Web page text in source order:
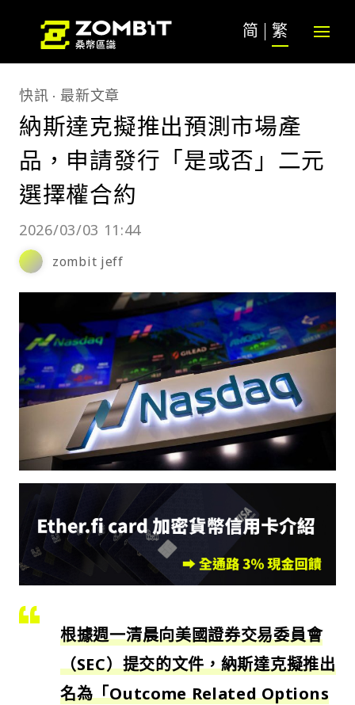
简 繁
快訊 最新文章
納斯達克擬推出預測市場產
品，申請發行「是或否」二元
選擇權合約
2026/03/03 11:44
zombit jeff
根據週一清晨向美國證券交易委員會
（SEC）提交的文件，納斯達克擬推出
名為「Outcome Related Options